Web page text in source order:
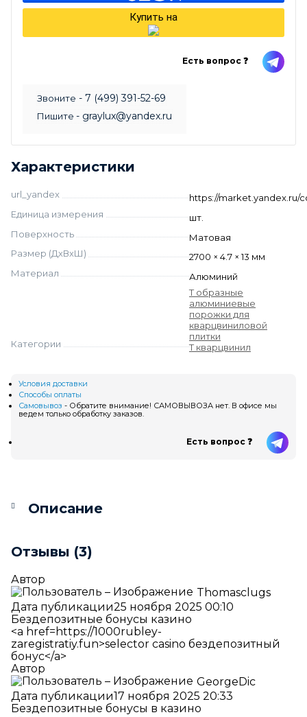
Купить на
Есть вопрос ❓
Звоните - 7 (499) 391-52-69
Пишите - graylux@yandex.ru
Характеристики
url_yandex
https://market.yandex.ru/
Единица измерения
шт.
Поверхность
Матовая
Размер (ДхВхШ)
2700 × 4.7 × 13 мм
Материал
Алюминий
Категории
Т образные
алюминиевые
порожки для
кварцвиниловой
плитки
Т кварцвинил
Условия доставки
Способы оплаты
Самовывоз - Обратите внимание! САМОВЫВОЗА нет. В офисе мы
ведем только обработку заказов.
Есть вопрос ❓
Описание
Отзывы (3)
Автор
Thomasclugs
Дата публикации25 ноября 2025 00:10
Бездепозитные бонусы казино
<a href=https://1000rubley-
zaregistratiy.fun>selector casino бездепозитный
бонус</a>
Автор
GeorgeDic
Дата публикации17 ноября 2025 20:33
Бездепозитные бонусы в казино